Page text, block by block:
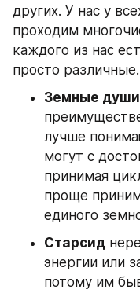
других. У нас у
проходим
каждого из нас
просто различные.
Земные души
лучше
могут с
принимая
проще
единого
Старсид
энергии или
потому им